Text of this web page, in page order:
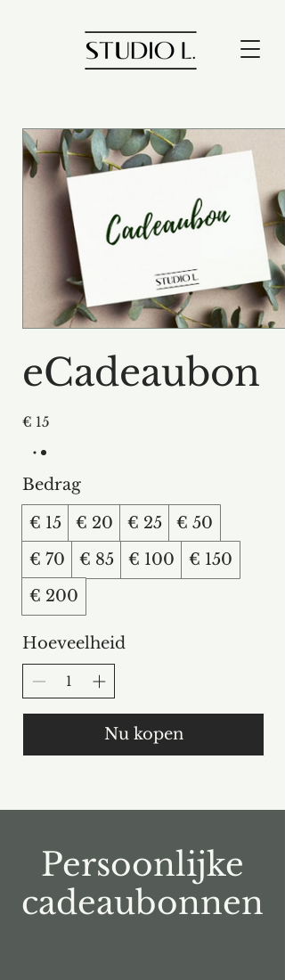
eCadeaubon
€ 15
Bedrag
€ 15
€ 20 € 25
€ 50
€ 70
€ 85 € 100
€ 150
€ 200
Hoeveelheid
Nu kopen
Persoonlijke
cadeaubonnen